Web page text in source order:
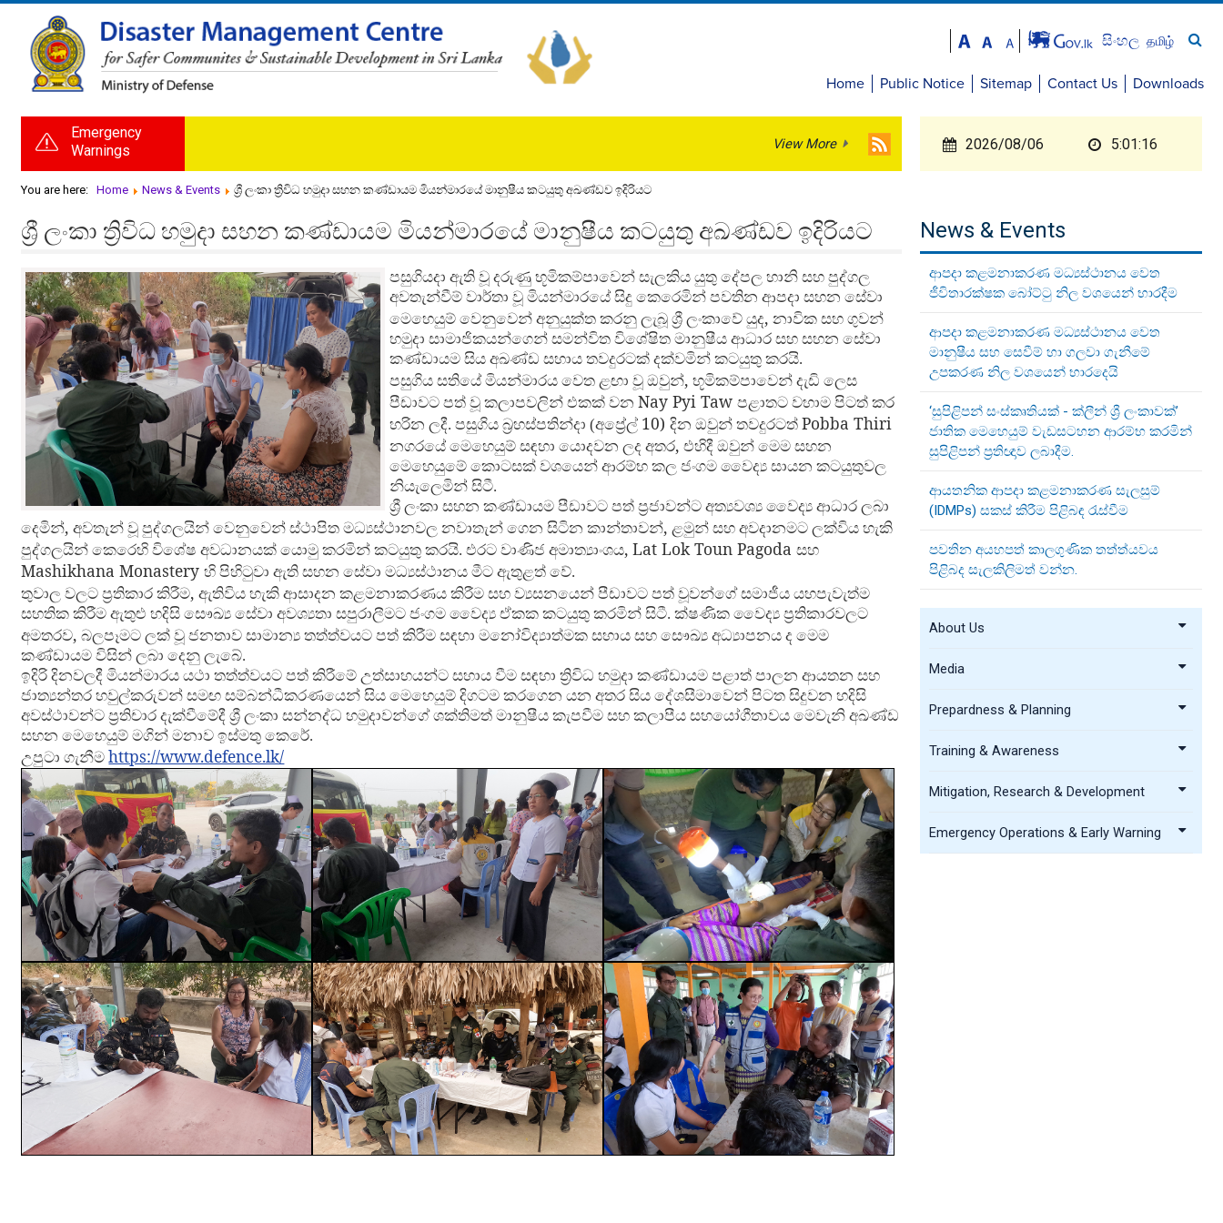
සිංහල தமிழ்
Home Public Notice Sitemap Contact Us Downloads
Emergency
Warnings
View More 2026/08/06 5:01:17
You are here: Home News & Events ශ්‍රී ලංකා ත්‍රිවිධ හමුදා සහන කණ්ඩායම මියන්මාරයේ මානුෂීය කටයුතු අඛණ්ඩව ඉදිරියට
ශ්‍රී ලංකා ත්‍රිවිධ හමුදා සහන කණ්ඩායම මියන්මාරයේ මානුෂීය කටයුතු අඛණ්ඩව ඉදිරියට
පසුගියදා ඇති වූ දරුණු භූමිකම්පාවෙන් සැලකිය යුතු දේපල හානි සහ පුද්ගල
අවතැන්වීම් වාර්තා වූ මියන්මාරයේ සිදු කෙරෙමින් පවතින ආපදා සහන සේවා
මෙහෙයුම් වෙනුවෙන් අනුයුක්ත කරනු ලැබූ ශ්‍රී ලංකාවේ යුද,නාවික සහ ගුවන්
හමුදා සාමාජිකයන්ගෙන් සමන්විත විශේෂිත මානුෂීය ආධාර සහ සහන සේවා
කණ්ඩායම සිය අඛණ්ඩ සහාය තවදුරටක් දක්වමින් කටයුතු කරයි.
පසුගිය සතියේ මියන්මාරය වෙත ළඟා වූ ඔවුන්,භූමිකම්පාවෙන් දැඩි ලෙස
පීඩාවට පත් වූ කලාපවලින් එකක් වනNay Pyi Tawපළාතට වහාම පිටත් කර
හරින ලදී. පසුගිය බ්‍රහස්පතින්දා (අප්‍රේල් 10)දින ඔවුන් තවදුරටත්Pobba Thiri
නගරයේ මෙහෙයුම් සඳහා යොදවන ලද අතර,එහිදී ඔවුන් මෙම සහන
මෙහෙයුමේ කොටසක් වශයෙන් ආරම්භ කල ජංගම වෛද්‍ය සායන කටයුතුවල
නියැලෙමින් සිටී.
ශ්‍රී ලංකා සහන කණ්ඩායම පීඩාවට පත් ප්‍රජාවන්ට අත්‍යවශ්‍ය වෛද්‍ය ආධාර ලබා
දෙමින්,අවතැන් වූ පුද්ගලයින් වෙනුවෙන් ස්ථාපිත මධ්‍යස්ථානවල නවාතැන් ගෙන සිටින කාන්තාවන්,ළමුන් සහ අවදානමට ලක්විය හැකි
පුද්ගලයින් කෙරෙහි විශේෂ අවධානයක් යොමු කරමින් කටයුතු කරයි. එරට වාණිජ අමාත්‍යාංශය, Lat Lok Toun Pagodaසහ
Mashikhana Monasteryහි පිහිටුවා ඇති සහන සේවා මධ්‍යස්ථානය මීට ඇතුළත් වේ.
තුවාල වලට ප්‍රතිකාර කිරීම,ඇතිවිය හැකි ආසාදන කළමනාකරණය කිරීම සහ ව්‍යසනයෙන් පීඩාවට පත් වූවන්ගේ සමාජීය යහපැවැත්ම
සහතික කිරීම ඇතුළු හදිසි සෞඛ්‍ය සේවා අවශ්‍යතා සපුරාලීමට ජංගම වෛද්‍ය ඒකක කටයුතු කරමින් සිටී. ක්ෂණික වෛද්‍ය ප්‍රතිකාරවලට
අමතරව,බලපෑමට ලක් වූ ජනතාව සාමාන්‍ය තත්ත්වයට පත් කිරීම සඳහා මනෝවිද්‍යාත්මක සහාය සහ සෞඛ්‍ය අධ්‍යාපනය ද මෙම
කණ්ඩායම විසින් ලබා දෙනු ලැබේ.
ඉදිරි දිනවලදී මියන්මාරය යථා තත්ත්වයට පත් කිරීමේ උත්සාහයන්ට සහාය වීම සඳහා ත්‍රිවිධ හමුදා කණ්ඩායම පළාත් පාලන ආයතන සහ
ජාත්‍යන්තර හවුල්කරුවන් සමඟ සම්බන්ධීකරණයෙන් සිය මෙහෙයුම් දිගටම කරගෙන යන අතර සිය දේශසීමාවෙන් පිටත සිදුවන හදිසි
අවස්ථාවන්ට ප්‍රතිචාර දැක්වීමේදී ශ්‍රී ලංකා සන්නද්ධ හමුදාවන්ගේ ශක්තිමත් මානුෂීය කැපවීම සහ කලාපීය සහයෝගීතාවය මෙවැනි අඛණ්ඩ
සහන මෙහෙයුම් මගින් මනාව ඉස්මතු කෙරේ.
උපුටා ගැනීමhttps://www.defence.lk/
News & Events
ආපදා කළමනාකරණ මධ්‍යස්ථානය වෙත
ජීවිතාරක්ෂක බෝට්ටු නිල වශයෙන් භාරදීම
ආපදා කළමනාකරණ මධ්‍යස්ථානය වෙත
මානුෂීය සහ සෙවීම් හා ගලවා ගැනීමේ
උපකරණ නිල වශයෙන් භාරදෙයි
‘සුපිළිපන් සංස්කෘතියක් - ක්ලීන් ශ්‍රී ලංකාවක්’
ජාතික මෙහෙයුම් වැඩසටහන ආරම්භ කරමින්
සුපිළිපන් ප්‍රතිඥාව ලබාදීම.
ආයතනික ආපදා කළමනාකරණ සැලසුම්
(IDMPs) සකස් කිරීම පිළිබඳ රැස්වීම
පවතින අයහපත් කාලගුණික තත්ත්යවය
පිළිබද සැලකිලිමත් වන්න.
About Us
Media
Prepardness & Planning
Training & Awareness
Mitigation, Research & Development
Emergency Operations & Early Warning